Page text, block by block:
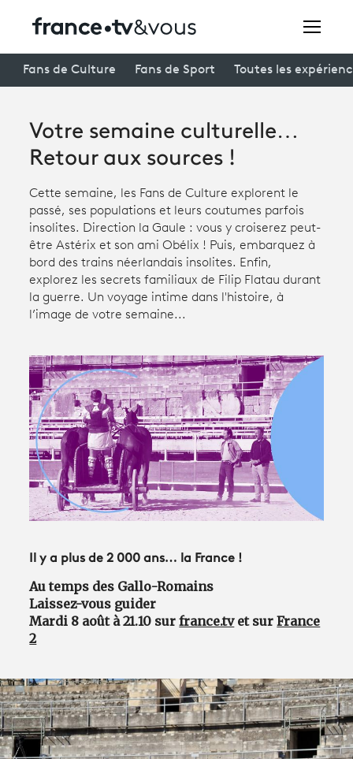
connexion
Avantages fidélité
Festivals
Creators
À la une
Participer et assister à une émission
À votre écoute
Productions et innovation
Fans de Culture Fans de Sport Toutes les
Votre semaine culturelle…
Retour aux sources !
Cette semaine, les Fans de Culture explorent le
passé, ses populations et leurs coutumes parfois
insolites. Direction la Gaule : vous y croiserez peut-
être Astérix et son ami Obélix ! Puis, embarquez à
bord des trains néerlandais insolites. Enfin,
explorez les secrets familiaux de Filip Flatau durant
la guerre. Un voyage intime dans l'histoire, à
l’image de votre semaine...
Il y a plus de 2 000 ans… la France !
Au temps des Gallo-Romains
Laissez-vous guider
Mardi 8 août à 21.10 surfrance.tvet surFrance
2